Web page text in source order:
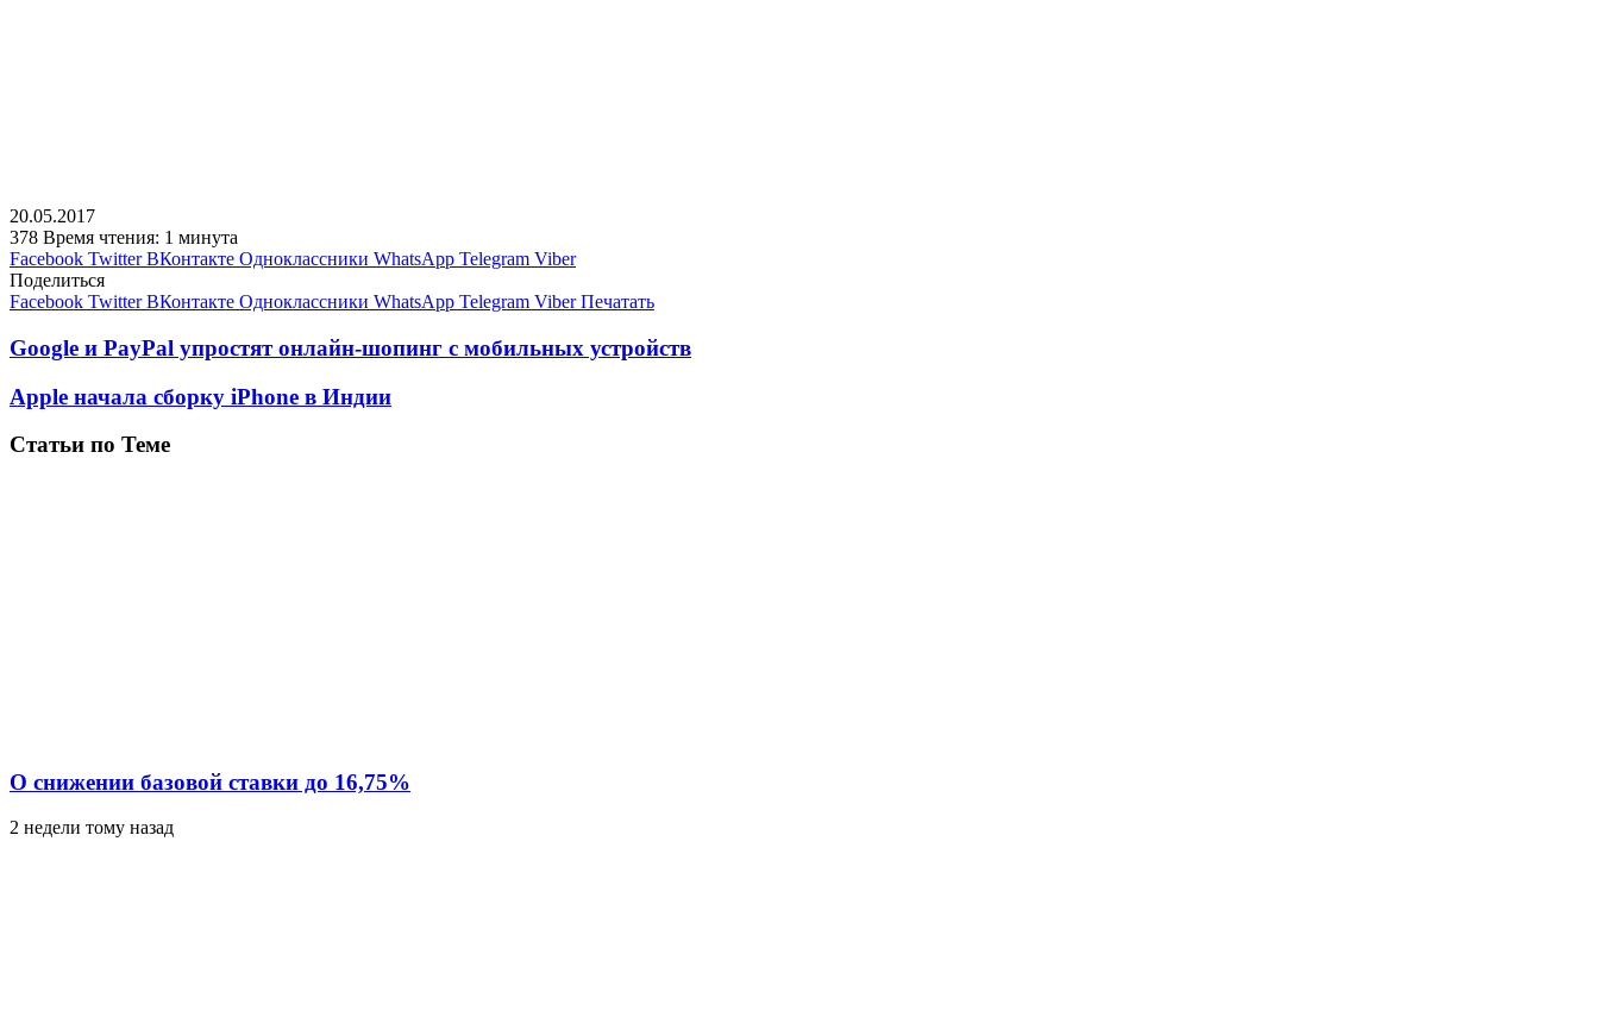
20.05.2017
378 Время чтения: 1 минута
Facebook Twitter ВКонтакте Одноклассники WhatsApp Telegram Viber
Поделиться
Facebook Twitter ВКонтакте Одноклассники WhatsApp Telegram Viber Печатать
Google и PayPal упростят онлайн-шопинг с мобильных устройств
Apple начала сборку iPhone в Индии
Статьи по Теме
О снижении базовой ставки до 16,75%
2 недели тому назад